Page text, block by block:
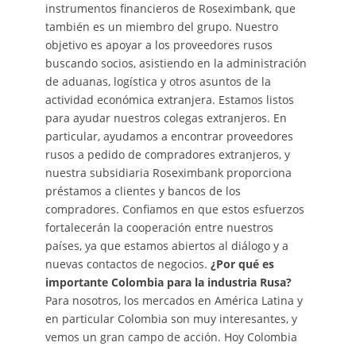
instrumentos financieros de Roseximbank, que
también es un miembro del grupo. Nuestro
objetivo es apoyar a los proveedores rusos
buscando socios, asistiendo en la administración
de aduanas, logística y otros asuntos de la
actividad económica extranjera. Estamos listos
para ayudar nuestros colegas extranjeros. En
particular, ayudamos a encontrar proveedores
rusos a pedido de compradores extranjeros, y
nuestra subsidiaria Roseximbank proporciona
préstamos a clientes y bancos de los
compradores. Confiamos en que estos esfuerzos
fortalecerán la cooperación entre nuestros
países, ya que estamos abiertos al diálogo y a
nuevas contactos de negocios. ¿Por qué es
importante Colombia para la industria Rusa?
Para nosotros, los mercados en América Latina y
en particular Colombia son muy interesantes, y
vemos un gran campo de acción. Hoy Colombia